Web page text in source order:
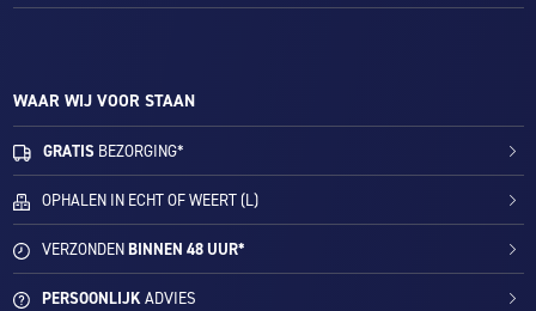
WAAR WIJ VOOR STAAN
GRATIS BEZORGING*
OPHALEN IN ECHT OF WEERT (L)
VERZONDENBINNEN 48 UUR*
PERSOONLIJKADVIES